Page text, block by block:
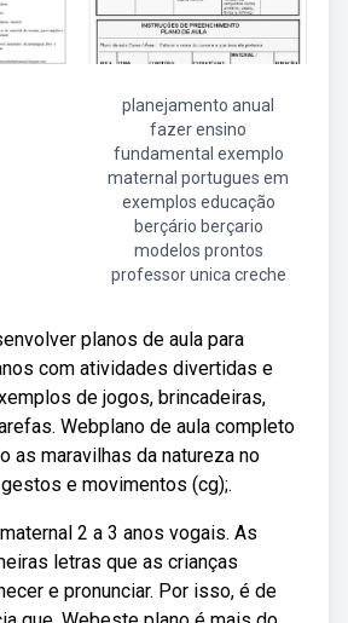
planejamento anual
fazer ensino
fundamental exemplo
maternal portugues em
exemplos educação
berçário berçario
modelos prontos
professor unica creche
planos de aula para
com atividades divertidas e
de jogos, brincadeiras,
Webplano de aula completo
as maravilhas da natureza no
e movimentos (cg);.
2 a 3 anos vogais. As
letras que as crianças
e pronunciar. Por isso, é de